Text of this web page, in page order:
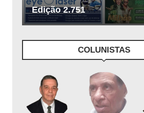
Edição 2.751
COLUNISTAS